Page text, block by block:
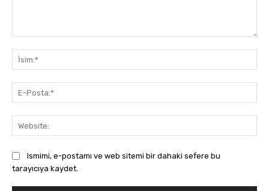
Ismimi, e-postamı ve web sitemi bir dahaki sefere bu
tarayıcıya kaydet.